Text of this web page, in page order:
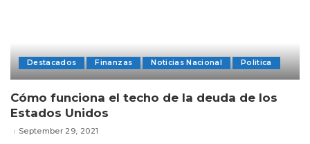
Destacados Finanzas Noticias Nacional Politica
Cómo funciona el techo de la deuda de los
Estados Unidos
September 29, 2021